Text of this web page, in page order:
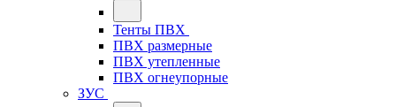
Тенты ПВХ
ПВХ размерные
ПВХ утепленные
ПВХ огнеупорные
ЗУС